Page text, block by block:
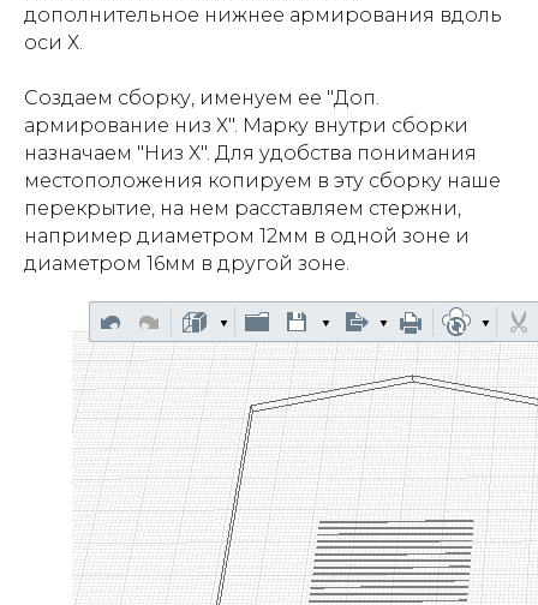
дополнительное нижнее армирования вдоль
оси Х.
Создаем сборку, именуем ее "Доп.
армирование низ Х". Марку внутри сборки
назначаем "Низ Х". Для удобства понимания
местоположения копируем в эту сборку наше
перекрытие, на нем расставляем стержни,
например диаметром 12мм в одной зоне и
диаметром 16мм в другой зоне.